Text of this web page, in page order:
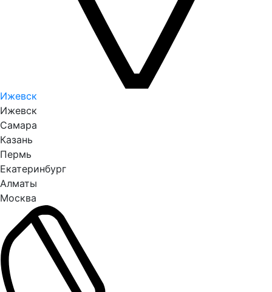
Ижевск
Ижевск
Самара
Казань
Пермь
Екатеринбург
Алматы
Москва